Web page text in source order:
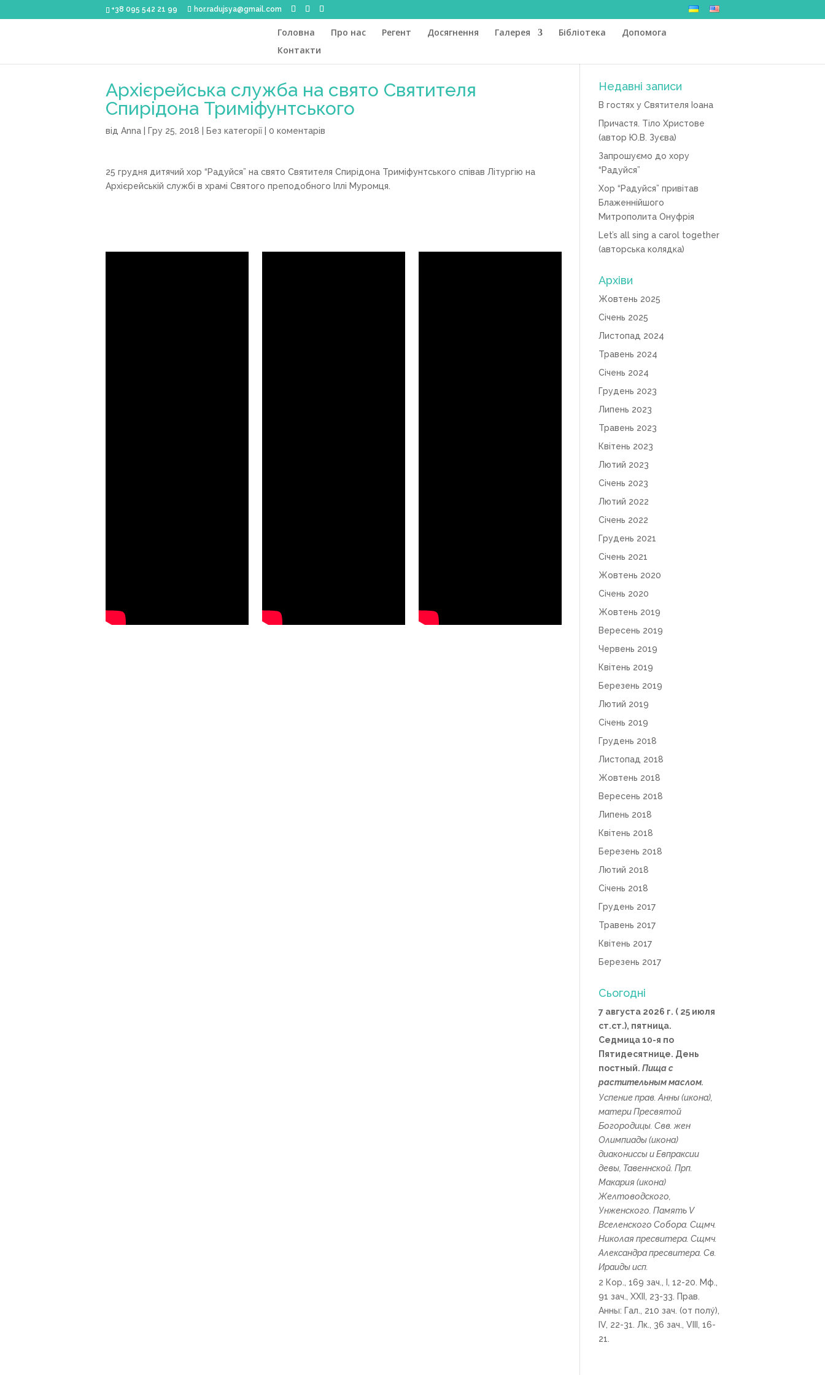
+38 095 542 21 99 hor.radujsya@gmail.com
Головна Про нас Регент Досягнення Галерея Бібліотека
Допомога
Контакти
Архієрейська служба на свято Святителя
Спирідона Триміфунтського
від Anna Гру 25, 2018 Без категорії 0 коментарів
25 грудня дитячий хор “Радуйся” на свято Святителя Спирідона Триміфунтського співав Літургію на
Архієрейській службі в храмі Святого преподобного Іллі Муромця.
Недавні записи
В гостях у Святителя Іоана
Причастя. Тіло Христове
(автор Ю.В. Зуєва)
Запрошуємо до хору
“Радуйся”
Хор “Радуйся” привітав
Блаженнійшого
Митрополита Онуфрія
Let’s all sing a carol together
(авторська колядка)
Архіви
Жовтень 2025
Січень 2025
Листопад 2024
Травень 2024
Січень 2024
Грудень 2023
Липень 2023
Травень 2023
Квітень 2023
Лютий 2023
Січень 2023
Лютий 2022
Січень 2022
Грудень 2021
Січень 2021
Жовтень 2020
Січень 2020
Жовтень 2019
Вересень 2019
Червень 2019
Квітень 2019
Березень 2019
Лютий 2019
Січень 2019
Грудень 2018
Листопад 2018
Жовтень 2018
Вересень 2018
Липень 2018
Квітень 2018
Березень 2018
Лютий 2018
Січень 2018
Грудень 2017
Травень 2017
Квітень 2017
Березень 2017
Сьогодні
7 августа 2026 г. ( 25 июля
ст.ст.), пятница.
Седмица 10-я по
Пятидесятнице. День
постный. Пища с
растительным маслом.
Успение прав. Анны(икона),
матери Пресвятой
Богородицы. Свв. жен
Олимпиады(икона)
диакониссы иЕвпраксии
девы, Тавеннской. Прп.
Макария (икона)
Желтоводского,
Унженского. Память V
Вселенского Собора. Сщмч.
Николая пресвитера. Сщмч.
Александрапресвитера. Св.
Ираидыисп.
2 Кор., 169 зач., I, 12-20.
Мф.,
91 зач., XXII, 23-33.
Прав.
Анны: Гал., 210 зач. (от полу́),
IV, 22-31. Лк., 36 зач., VIII, 16-
21.